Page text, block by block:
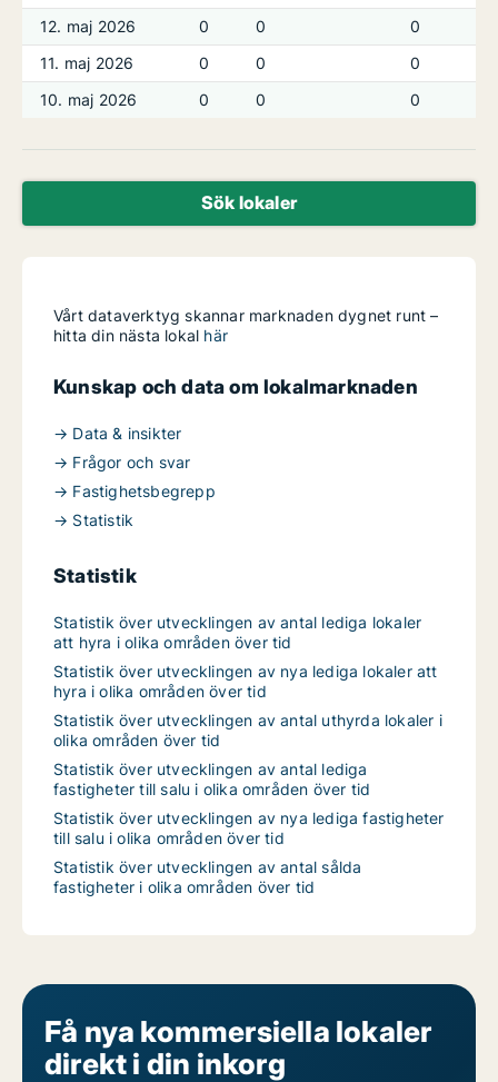
12. maj 2026
0 0
0
11. maj 2026
0 0
0
10. maj 2026
0 0 0
Sök lokaler
Vårt dataverktyg skannar marknaden dygnet runt –
hitta din nästa lokal här
Kunskap och data om lokalmarknaden
→ Data & insikter
→ Frågor och svar
→ Fastighetsbegrepp
→ Statistik
Statistik
Statistik över utvecklingen av antal lediga lokaler
att hyra i olika områden över tid
Statistik över utvecklingen av nya lediga lokaler att
hyra i olika områden över tid
Statistik över utvecklingen av antal uthyrda lokaler i
olika områden över tid
Statistik över utvecklingen av antal lediga
fastigheter till salu i olika områden över tid
Statistik över utvecklingen av nya lediga fastigheter
till salu i olika områden över tid
Statistik över utvecklingen av antal sålda
fastigheter i olika områden över tid
Få nya kommersiella lokaler
direkt i din inkorg